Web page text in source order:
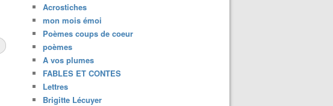
Acrostiches
mon mois émoi
Poèmes coups de coeur
poèmes
A vos plumes
FABLES ET CONTES
Lettres
Brigitte Lécuyer